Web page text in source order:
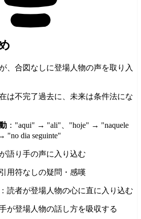
が、合図なしに登場人物の声を取り入
在は不完了過去に、未来は条件法にな
："aqui" → "ali"、"hoje" → "naquele
"no dia seguinte"
が語り手の声に入り込む
引用符なしの疑問・感嘆
：読者が登場人物の心に直に入り込む
が登場人物の話し方を吸収する